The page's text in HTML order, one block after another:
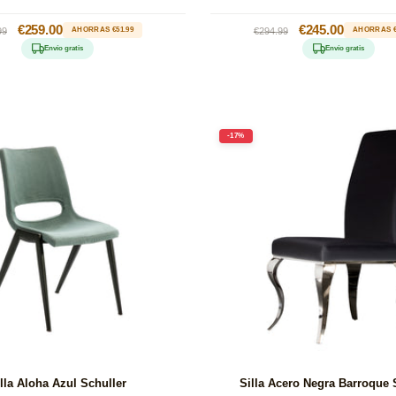
Precio
de
oferta
€259.00 AHORRAS €51.99
Envío gratis
Precio
€294.99
Precio
de
oferta
€245.00 AHORRAS
Envío gratis
Aloha Azul Schuller
-17%
Silla Acero Negra Barroque